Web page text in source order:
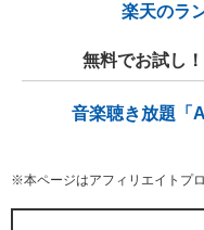
楽天のラ
無料でお試し
音楽聴き放題「
※本ページはアフィリエイトプ